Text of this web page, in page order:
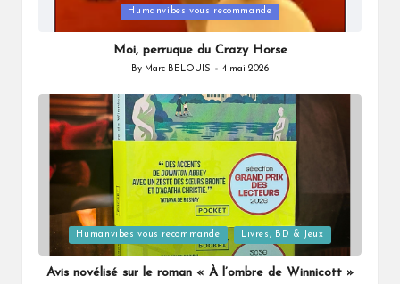
in
Humanvibes vous recommande
Moi, perruque du Crazy Horse
Posted
By Marc BELOUIS 4 mai 2026
Posted
in
Humanvibes vous recommande Livres, BD & Jeux
Avis novélisé sur le roman « À l’ombre de Winnicott »